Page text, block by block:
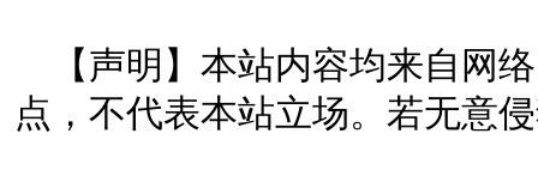
【声明】本站内容均来自网
点，不代表本站立场。若无意